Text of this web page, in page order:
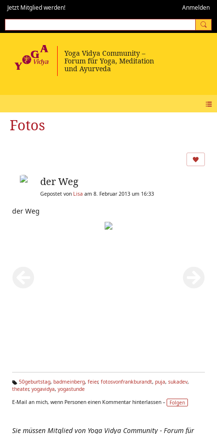
Jetzt Mitglied werden! Anmelden
Fotos
der Weg
Gepostet von Lisa am 8. Februar 2013 um 16:33
der Weg
Ta
s:
50geburtstag, badmeinberg, feier, fotosvonfrankburandt, puja, sukadev,
theater, yogavidya, yogastunde
E-Mail an mich, wenn Personen einen Kommentar hinterlassen –
Folgen
Sie müssen Mitglied von Yoga Vidya Community - Forum für